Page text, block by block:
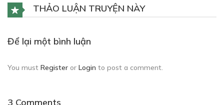
CHƯƠNG 4: CUỘC SỐNG MỚI
THẢO LUẬN TRUYỆN NÀY
Để lại một bình luận
You must Register or Login to post a comment.
3 Comments